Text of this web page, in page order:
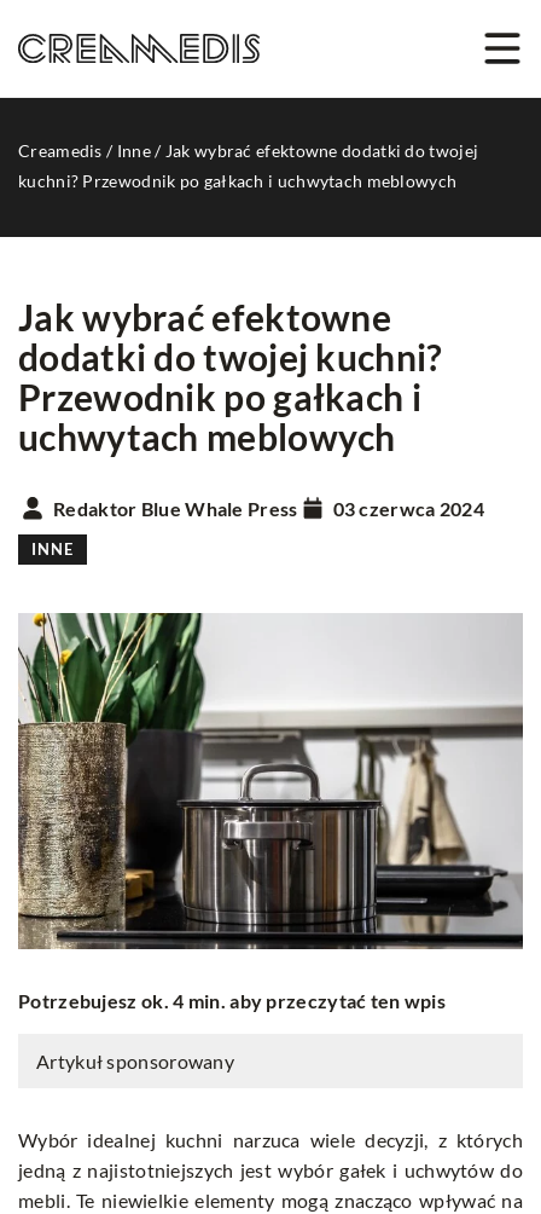
Creamedis / Inne/ Jak wybrać efektowne dodatki do twojej
kuchni? Przewodnik po gałkach i uchwytach meblowych
Jak wybrać efektowne
dodatki do twojej kuchni?
Przewodnik po gałkach i
uchwytach meblowych
Redaktor Blue Whale Press 03 czerwca 2024
INNE
Potrzebujesz ok. 4 min. aby przeczytać ten wpis
Artykuł sponsorowany
Wybór idealnej kuchni narzuca wiele decyzji, z których
jedną z najistotniejszych jest wybór gałek i uchwytów do
mebli. Te niewielkie elementy mogą znacząco wpływać na